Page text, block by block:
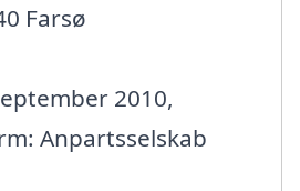
Farsø
2010,
Anpartsselskab